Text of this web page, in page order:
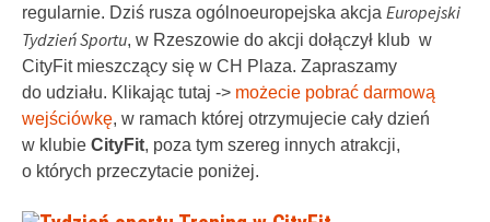
regularnie. Dziś rusza ogólnoeuropejska akcja Europejski
Tydzień Sportu, w Rzeszowie do akcji dołączył klub w
CityFit mieszczący się w CH Plaza. Zapraszamy
do udziału. Klikając tutaj -> możecie pobrać darmową
wejściówkę, w ramach której otrzymujecie cały dzień
w klubie CityFit, poza tym szereg innych atrakcji,
o których przeczytacie poniżej.